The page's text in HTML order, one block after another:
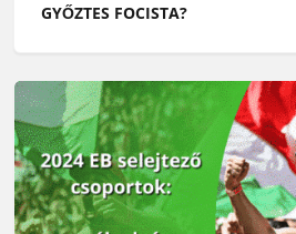
GYŐZTES FOCISTA?